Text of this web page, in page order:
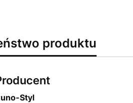
produktu
Styl